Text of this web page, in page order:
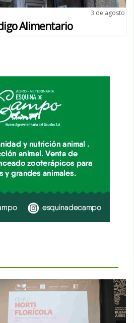
3 de agosto
Alimentario